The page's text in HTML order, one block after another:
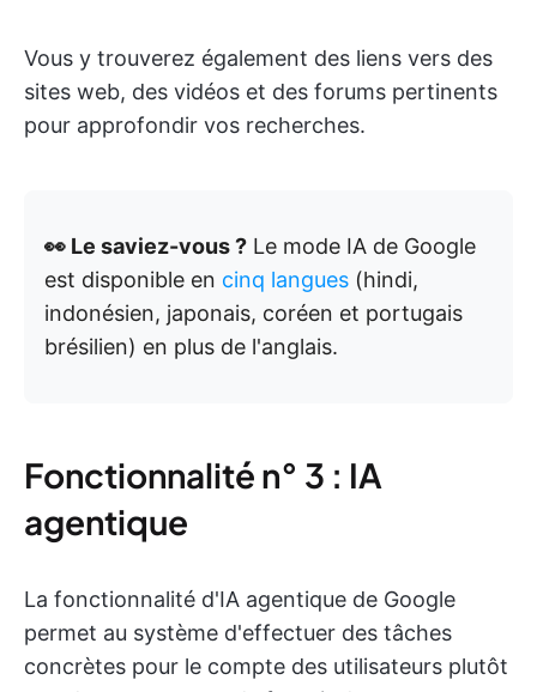
Vous y trouverez également des liens vers des
sites web, des vidéos et des forums pertinents
pour approfondir vos recherches.
👀 Le saviez-vous ? Le mode IA de Google
est disponible en cinq langues (hindi,
indonésien, japonais, coréen et portugais
brésilien) en plus de l'anglais.
Fonctionnalité n° 3 : IA
agentique
La fonctionnalité d'IA agentique de Google
permet au système d'effectuer des tâches
concrètes pour le compte des utilisateurs plutôt